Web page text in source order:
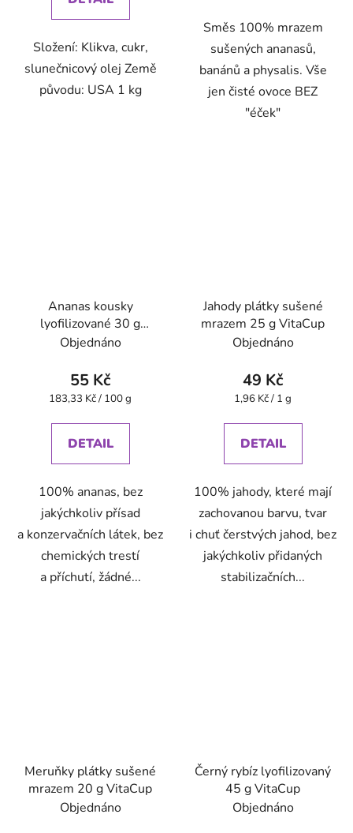
Složení: Klikva, cukr,
slunečnicový olej Země
původu: USA 1 kg
Směs 100% mrazem
sušených ananasů,
banánů a physalis. Vše
jen čisté ovoce BEZ
"éček"
Ananas kousky
lyofilizované 30 g
VitaCup
Objednáno
55 Kč
Měrná
183,33 Kč / 100 g
DETAIL
100% ananas, bez
jakýchkoliv přísad
a konzervačních látek, bez
chemických trestí
a příchutí, žádné...
Jahody plátky sušené
mrazem 25 g VitaCup
Objednáno
49 Kč
Měrná
1,96 Kč / 1 g
DETAIL
100% jahody, které mají
zachovanou barvu, tvar
i chuť čerstvých jahod, bez
jakýchkoliv přidaných
stabilizačních...
Meruňky plátky sušené
mrazem 20 g VitaCup
Objednáno
Černý rybíz lyofilizovaný
45 g VitaCup
Objednáno